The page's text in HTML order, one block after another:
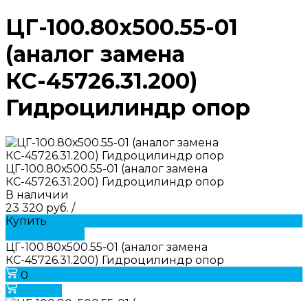
ЦГ-100.80х500.55-01
(аналог замена
КС-45726.31.200)
Гидроцилиндр опор
ЦГ-100.80х500.55-01 (аналог замена
КС-45726.31.200) Гидроцилиндр опор
В наличии
23 320 руб. /
Купить
ЦГ-100.80х500.55-01 (аналог замена
КС-45726.31.200) Гидроцилиндр опор
0